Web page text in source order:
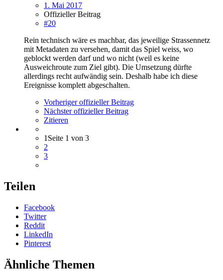
1. Mai 2017
Offizieller Beitrag
#20
Rein technisch wäre es machbar, das jeweilige Strassennetz
mit Metadaten zu versehen, damit das Spiel weiss, wo
geblockt werden darf und wo nicht (weil es keine
Ausweichroute zum Ziel gibt). Die Umsetzung dürfte
allerdings recht aufwändig sein. Deshalb habe ich diese
Ereignisse komplett abgeschalten.
Vorheriger offizieller Beitrag
Nächster offizieller Beitrag
Zitieren
1 Seite 1 von 3
2
3
Teilen
Facebook
Twitter
Reddit
LinkedIn
Pinterest
Ähnliche Themen